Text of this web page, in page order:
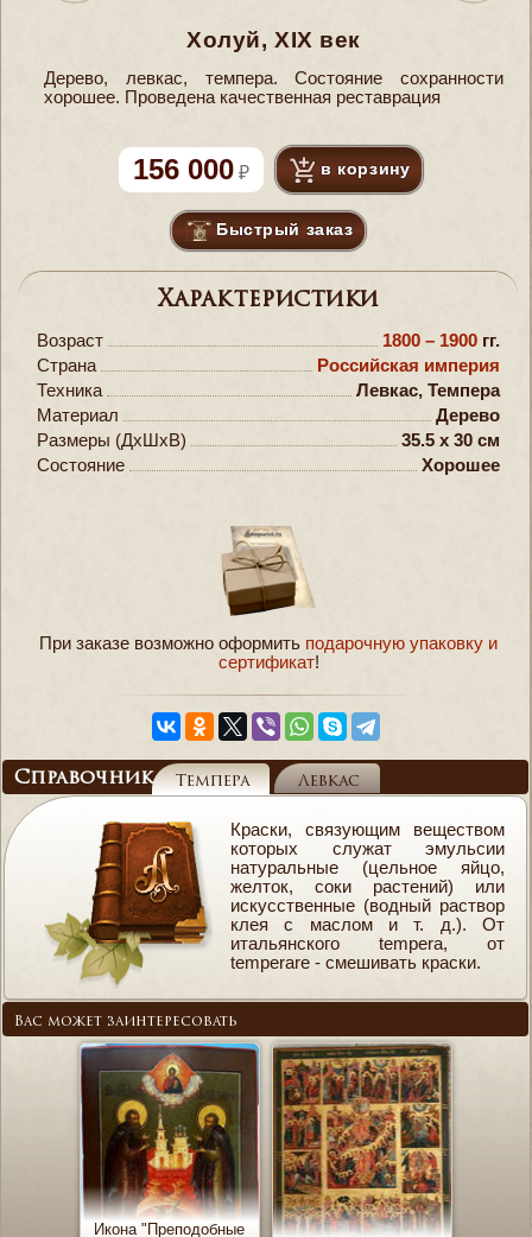
Холуй, XIX век
Дерево, левкас, темпера. Состояние сохранности
хорошее. Проведена качественная реставрация
156 000 в корзину
Быстрый заказ
Характеристики
Возраст 1800 – 1900 гг.
Страна
Российская империя
Техника
Левкас, Темпера
Материал
Дерево
Размеры (ДxШxВ)
35.5 x 30 см
Состояние
Хорошее
При заказе возможно оформить подарочную упаковку и
сертификат!
Справочник Темпера Левкас
Краски, связующим веществом
которых служат эмульсии
натуральные (цельное яйцо,
желток, соки растений) или
искусственные (водный раствор
клея с маслом и т. д.). От
итальянского tempera, от
temperare - смешивать краски.
Вас может заинтересовать
Икона "Преподобные